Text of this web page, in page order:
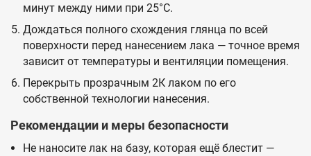
минут между ними при 25°C.
Дождаться полного схождения глянца по всей
поверхности перед нанесением лака — точное время
зависит от температуры и вентиляции помещения.
Перекрыть прозрачным 2К лаком по его
собственной технологии нанесения.
Рекомендации и меры безопасности
Не наносите лак на базу, которая ещё блестит —